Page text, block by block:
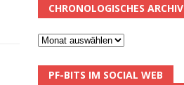
CHRONOLOGISCHES ARCHIV
PF-BITS IM SOCIAL WEB